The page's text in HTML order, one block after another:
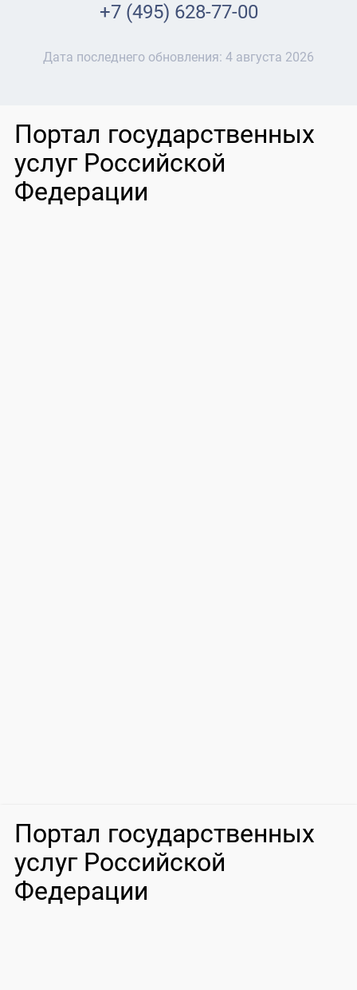
+7 (495) 628-77-00
Дата последнего обновления: 4 августа 2026
Портал государственных
услуг Российской
Федерации
Портал государственных
услуг Российской
Федерации